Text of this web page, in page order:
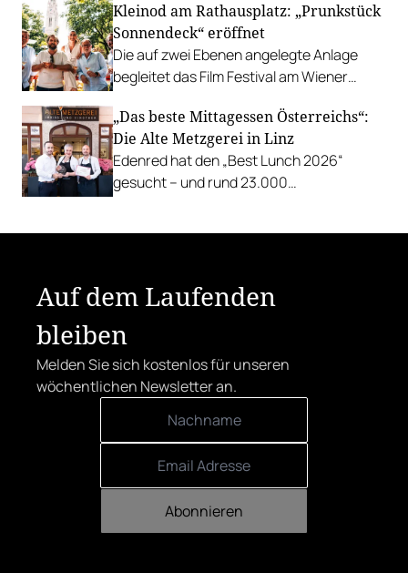
Richard Rauch kocht in der Riederalm
u.v.m.
Kleinod am Rathausplatz: „Prunkstück
Sonnendeck“ eröffnet
Die auf zwei Ebenen angelegte Anlage
begleitet das Film Festival am Wiener
mit Cocktails, Snacks und
Veranstaltungsprogramm.
„Das beste Mittagessen Österreichs“:
Die Alte Metzgerei in Linz
Edenred hat den „Best Lunch 2026“
gesucht – und rund 23.000
Auf dem Laufenden
bleiben
Melden Sie sich kostenlos für unseren
wöchentlichen Newsletter an.
Abonnieren